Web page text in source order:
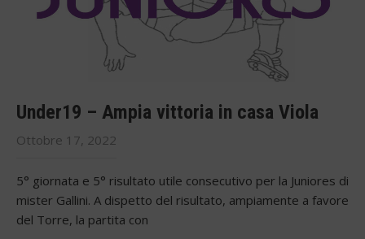
Under19 – Ampia vittoria in casa Viola
Ottobre 17, 2022
5° giornata e 5° risultato utile consecutivo per la Juniores di
mister Gallini. A dispetto del risultato, ampiamente a favore
del Torre, la partita con